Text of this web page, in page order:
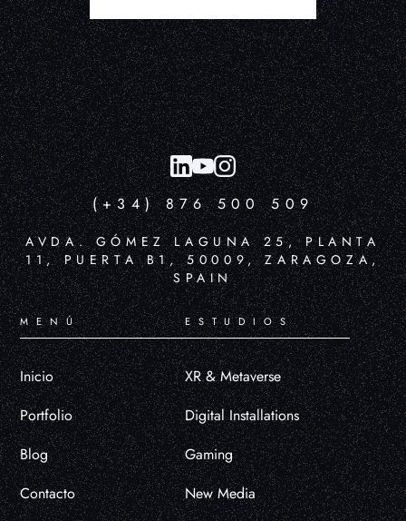
(+34) 876 500 509
AVDA. GÓMEZ LAGUNA 25, PLANTA
11, PUERTA B1, 50009, ZARAGOZA,
SPAIN
MENÚ
Inicio
Portfolio
Blog
Contacto
ESTUDIOS
XR & Metaverse
Digital Installations
Gaming
New Media